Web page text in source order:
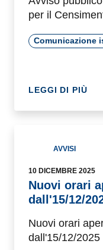
per il
Comunicazione
LEGGI DI PIÙ
AVVISI
10 DICEMBRE 2025
Nuovi orari
dall'15/12/
Nuovi orari
dall'15/12/2025